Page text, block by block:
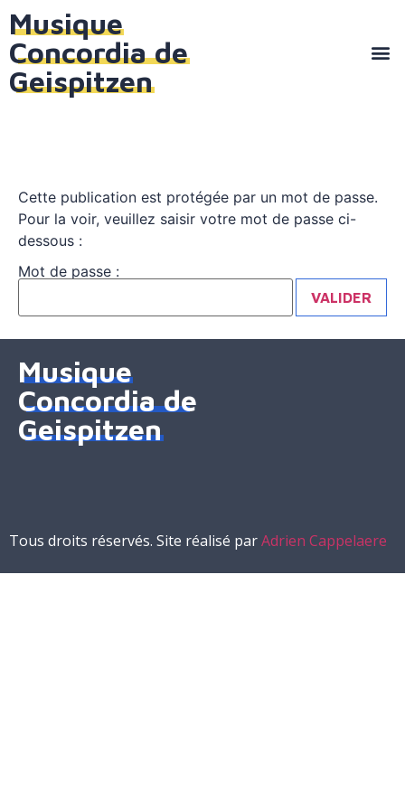
Musique
Concordia de
Geispitzen
Cette publication est protégée par un mot de passe.
Pour la voir, veuillez saisir votre mot de passe ci-
dessous :
Mot de passe :
Musique
Concordia de
Geispitzen
Tous droits réservés. Site réalisé parAdrien Cappelaere